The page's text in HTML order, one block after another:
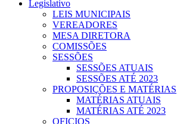
Legislativo
LEIS MUNICIPAIS
VEREADORES
MESA DIRETORA
COMISSÕES
SESSÕES
SESSÕES ATUAIS
SESSÕES ATÉ 2023
PROPOSIÇÕES E MATÉRIAS
MATÉRIAS ATUAIS
MATÉRIAS ATÉ 2023
OFICIOS